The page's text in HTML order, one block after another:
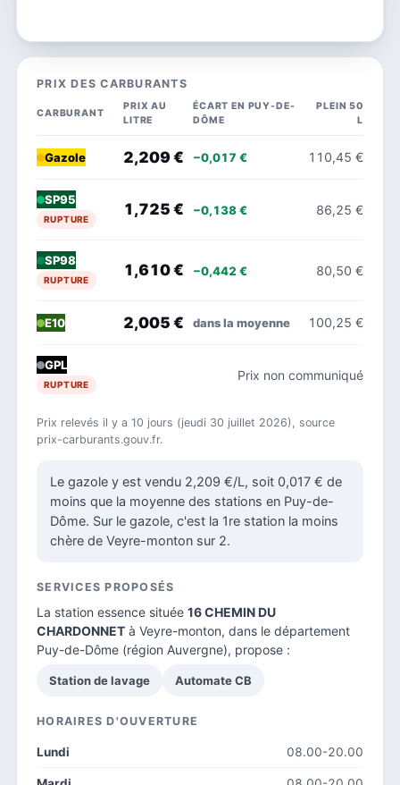
PRIX DES CARBURANTS
CARBURANT
PRIX AU
LITRE
ÉCART EN PUY-DE-
DÔME
PLEIN 50
L
Gazole 2,209 € −0,017 € 110,45 €
SP95
RUPTURE
1,725 € −0,138 € 86,25 €
SP98
RUPTURE
1,610 € −0,442 € 80,50 €
E10 2,005 € dans la moyenne 100,25 €
GPL
RUPTURE
Prix non communiqué
Prix relevés il y a 10 jours (jeudi 30 juillet 2026), source
prix-carburants.gouv.fr.
Le gazole y est vendu 2,209 €/L, soit 0,017 € de
moins que la moyenne des stations en Puy-de-
Dôme. Sur le gazole, c'est la 1re station la moins
chère de Veyre-monton sur 2.
SERVICES PROPOSÉS
La station essence située 16 CHEMIN DU
CHARDONNET à Veyre-monton, dans le département
Puy-de-Dôme (région Auvergne), propose :
Station de lavage Automate CB
HORAIRES D'OUVERTURE
Lundi 08.00-20.00